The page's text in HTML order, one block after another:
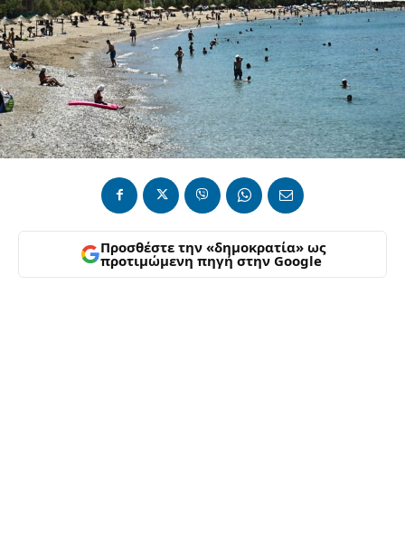
Προσθέστε την «δημοκρατία» ως
προτιμώμενη πηγή στην Google